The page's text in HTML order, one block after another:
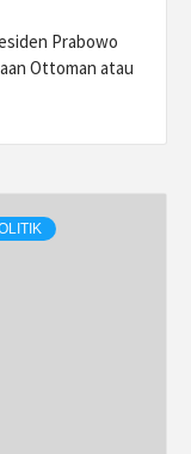
Prabowo
Ottoman atau